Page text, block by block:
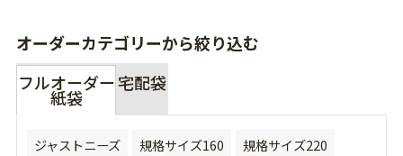
オーダーカテゴリーから絞り込む
フルオーダー
紙袋
宅配袋
ジャストニーズ 規格サイズ160
規格サイズ220